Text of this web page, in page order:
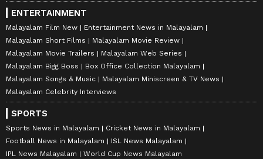
ENTERTAINMENT
Malayalam Film New
Entertainment News in Malayalam
Malayalam Short Films
Malayalam Movie Review
Malayalam Movie Trailers
Malayalam Web Series
Malayalam Bigg Boss
Box Office Collection Malayalam
Malayalam Songs & Music
Malayalam Miniscreen & TV News
Malayalam Celebrity Interviews
SPORTS
Sports News in Malayalam
Cricket News in Malayalam
Football News in Malayalam
ISL News Malayalam
IPL News Malayalam
World Cup News Malayalam